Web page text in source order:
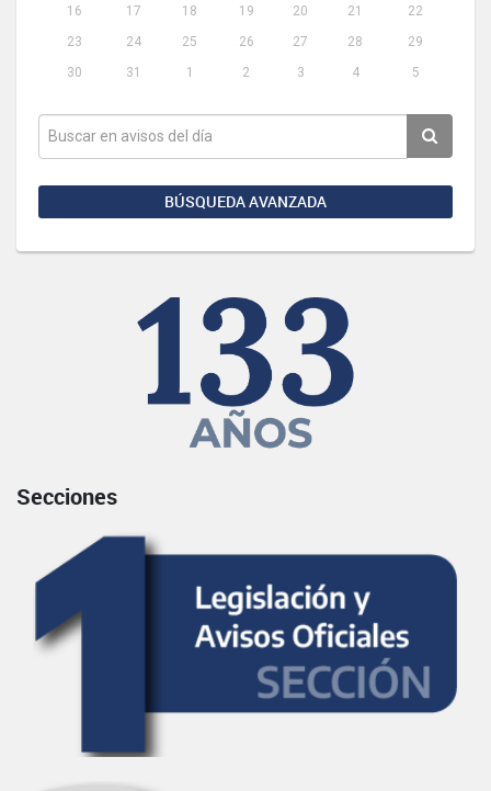
16
17 18 19 20 21
22
23
24 25 26 27 28
29
30
31 1 2 3 4 5
BÚSQUEDA AVANZADA
Secciones